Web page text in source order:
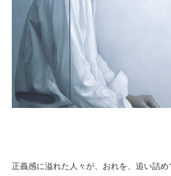
正義感に溢れた人々が、おれを、追い詰め